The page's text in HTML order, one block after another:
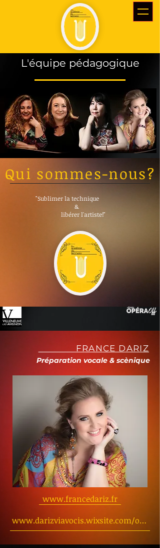
L'équipe pédagogique
Qui sommes-nous?
"Sublimer la technique
&
libérer l'artiste!"
FRANCE DARIZ
Préparation vocale & scènique
www.francedariz.fr
www.darizviavocis.wixsite.com/officiel